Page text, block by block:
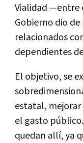
Vialidad —entre
Gobierno dio
relacionados
dependientes
El objetivo, se
estatal,
el gasto
quedan allí, ya